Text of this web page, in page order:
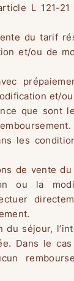
L 121-
du tarif
et/ou de
et/
que sont
les
de vente
ou la
du séjour,
Dans le